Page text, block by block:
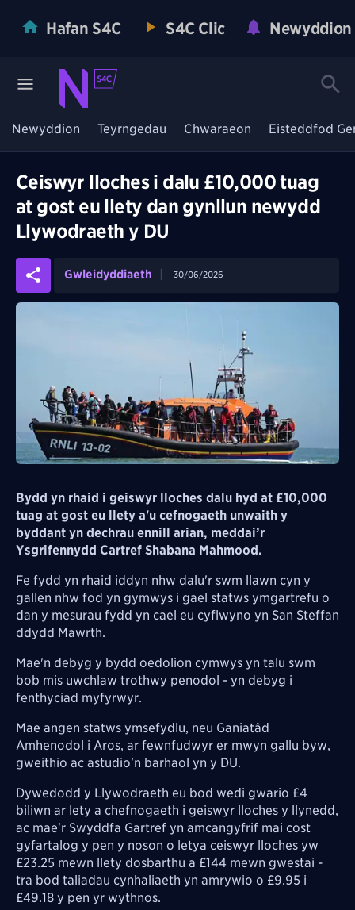
Hafan S4C S4C Clic Newyddion
Newyddion Teyrngedau Chwaraeon Eisteddfod
Ceiswyr lloches i dalu £10,000 tuag
at gost eu llety dan gynllun newydd
Llywodraeth y DU
Gwleidyddiaeth 30/06/2026
Bydd yn rhaid i geiswyr lloches dalu hyd at £10,000
tuag at gost eu llety a'u cefnogaeth unwaith y
byddant yn dechrau ennill arian, meddai’r
Ysgrifennydd Cartref Shabana Mahmood.
Fe fydd yn rhaid iddyn nhw dalu'r swm llawn cyn y
gallen nhw fod yn gymwys i gael statws ymgartrefu o
dan y mesurau fydd yn cael eu cyflwyno yn San Steffan
ddydd Mawrth.
Mae'n debyg y bydd oedolion cymwys yn talu swm
bob mis uwchlaw trothwy penodol - yn debyg i
fenthyciad myfyrwyr.
Mae angen statws ymsefydlu, neu Ganiatâd
Amhenodol i Aros, ar fewnfudwyr er mwyn gallu byw,
gweithio ac astudio'n barhaol yn y DU.
Dywedodd y Llywodraeth eu bod wedi gwario £4
biliwn ar lety a chefnogaeth i geiswyr lloches y llynedd,
ac mae'r Swyddfa Gartref yn amcangyfrif mai cost
gyfartalog y pen y noson o letya ceiswyr lloches yw
£23.25 mewn llety dosbarthu a £144 mewn gwestai -
tra bod taliadau cynhaliaeth yn amrywio o £9.95 i
£49.18 y pen yr wythnos.